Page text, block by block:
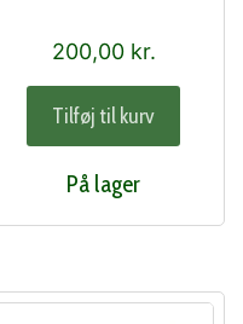
200,00 kr.
Tilføj til kurv
På lager